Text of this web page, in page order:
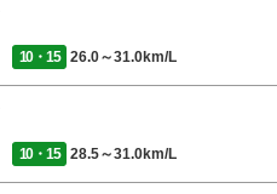
10・15 26.0～31.0km/L
10・15 28.5～31.0km/L